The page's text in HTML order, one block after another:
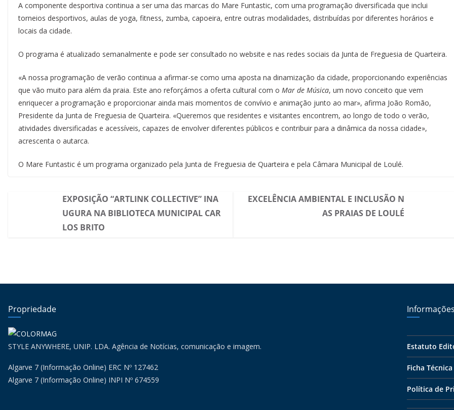
A componente desportiva continua a ser uma das marcas do Mare Funtastic, com uma programação diversificada que inclui
torneios desportivos, aulas de yoga, fitness, zumba, capoeira, entre outras modalidades, distribuídas por diferentes horários e
locais da cidade.
O programa é atualizado semanalmente e pode ser consultado no website e nas redes sociais da Junta de Freguesia de Quarteira.
«A nossa programação de verão continua a afirmar-se como uma aposta na dinamização da cidade, proporcionando experiências
que vão muito para além da praia. Este ano reforçámos a oferta cultural com o Mar de Música, um novo conceito que vem
enriquecer a programação e proporcionar ainda mais momentos de convívio e animação junto ao mar», afirma João Romão,
Presidente da Junta de Freguesia de Quarteira. «Queremos que residentes e visitantes encontrem, ao longo de todo o verão,
atividades diversificadas e acessíveis, capazes de envolver diferentes públicos e contribuir para a dinâmica da nossa cidade»,
acrescenta o autarca.
O Mare Funtastic é um programa organizado pela Junta de Freguesia de Quarteira e pela Câmara Municipal de Loulé.
EXPOSIÇÃO “ARTLINK COLLECTIVE” INA
UGURA NA BIBLIOTECA MUNICIPAL CAR
LOS BRITO
EXCELÊNCIA AMBIENTAL E INCLUSÃO N
AS PRAIAS DE LOULÉ
Propriedade
STYLE ANYWHERE, UNIP. LDA. Agência de Notícias, comunicação e imagem.
Algarve 7 (Informação Online) ERC Nº 127462
Algarve 7 (Informação Online) INPI Nº 674559
Informações
Estatuto
Ficha Técnica
Política de